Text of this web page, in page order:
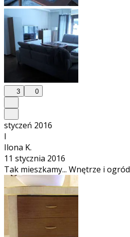
3 0
styczeń 2016
I
Ilona K.
11 stycznia 2016
Tak mieszkamy... Wnętrze i ogród